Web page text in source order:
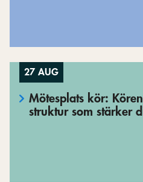
27 AUG
Mötesplats kör:
struktur som stärker